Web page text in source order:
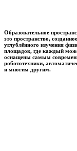
Образовательное
это пространство,
углублённого изучения
площадок, где каждый
оснащены самым
робототехники,
и многим другим.